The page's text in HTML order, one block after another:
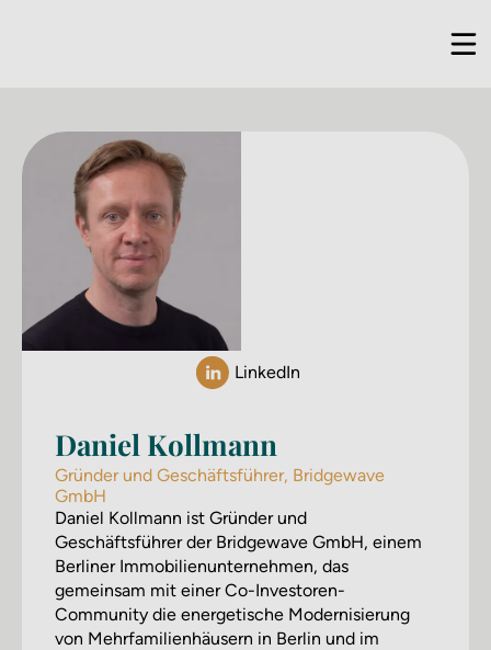
LinkedIn
Daniel Kollmann
Gründer und Geschäftsführer, Bridgewave
GmbH
Daniel Kollmann ist Gründer und
Geschäftsführer der Bridgewave GmbH, einem
Berliner Immobilienunternehmen, das
gemeinsam mit einer Co-Investoren-
Community die energetische Modernisierung
von Mehrfamilienhäusern in Berlin und im